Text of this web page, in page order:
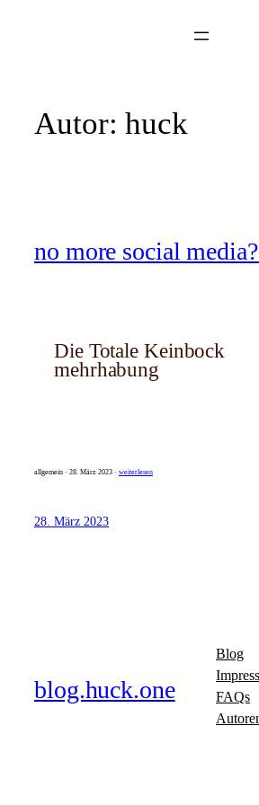
Autor:huck
no more social
Die Totale Keinbock
mehrhabung
allgemein · 28. März 2023 · weiterlesen
28. März 2023
blog.huck.one
Blog
FAQs